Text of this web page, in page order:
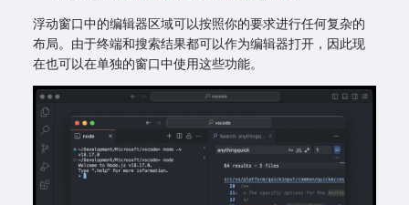
浮动窗口中的编辑器区域可以按照你的要求进行任何复杂的
布局。由于终端和搜索结果都可以作为编辑器打开，因此现
在也可以在单独的窗口中使用这些功能。